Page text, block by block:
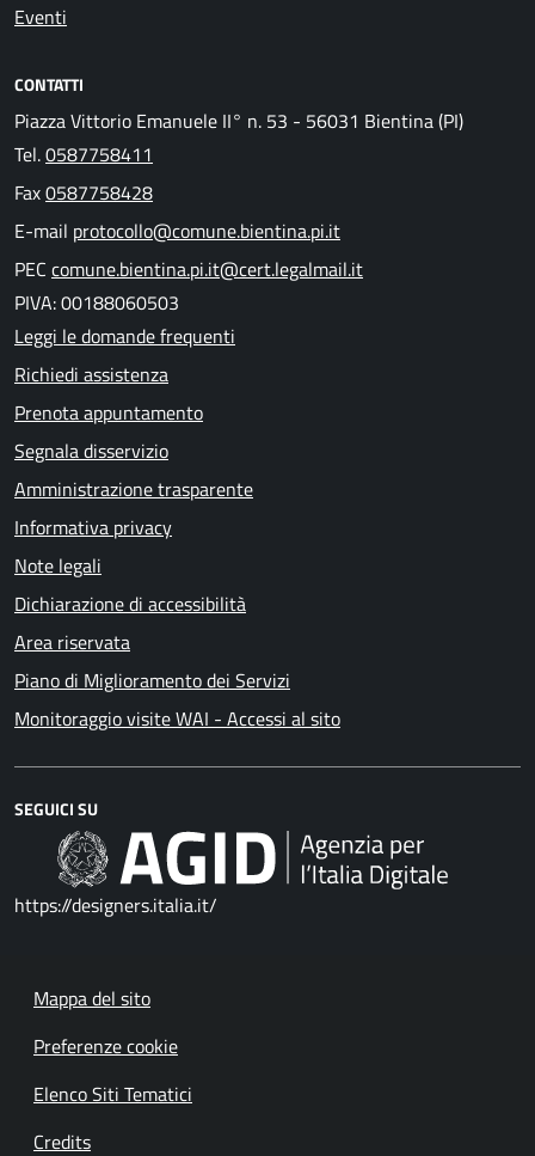
Eventi
CONTATTI
Piazza Vittorio Emanuele II° n. 53 - 56031 Bientina (PI)
Tel.0587758411
Fax0587758428
E-mail protocollo@comune.bientina.pi.it
PEC comune.bientina.pi.it@cert.legalmail.it
PIVA: 00188060503
Leggi le domande frequenti
Richiedi assistenza
Prenota appuntamento
Segnala disservizio
Amministrazione trasparente
Informativa privacy
Note legali
Dichiarazione di accessibilità
Area riservata
Piano di Miglioramento dei Servizi
Monitoraggio visite WAI - Accessi al sito
SEGUICI SU
https://designers.italia.it/
Mappa del sito
Preferenze cookie
Elenco Siti Tematici
Credits